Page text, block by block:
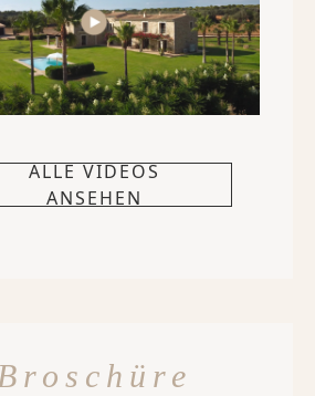
ALLE VIDEOS
ANSEHEN
Broschüre